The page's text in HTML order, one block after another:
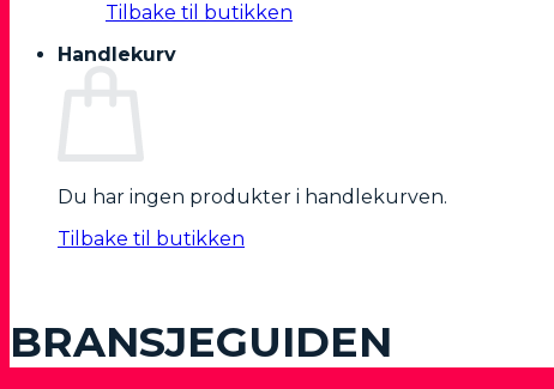
Tilbake til butikken
Handlekurv
Du har ingen produkter i handlekurven.
Tilbake til butikken
BRANSJEGUIDEN